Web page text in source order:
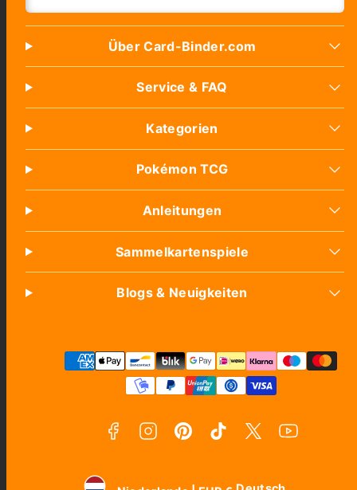
Über Card-Binder.com
Service & FAQ
Kategorien
Pokémon TCG
Anleitungen
Sammelkartenspiele
Blogs & Neuigkeiten
Zahlungsarten